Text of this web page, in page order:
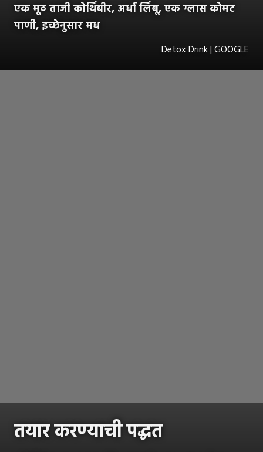
एक मूठ ताजी कोथिंबीर, अर्धा लिंबू, एक ग्लास कोमट
पाणी, इच्छेनुसार मध
Detox Drink | GOOGLE
तयार करण्याची पद्धत